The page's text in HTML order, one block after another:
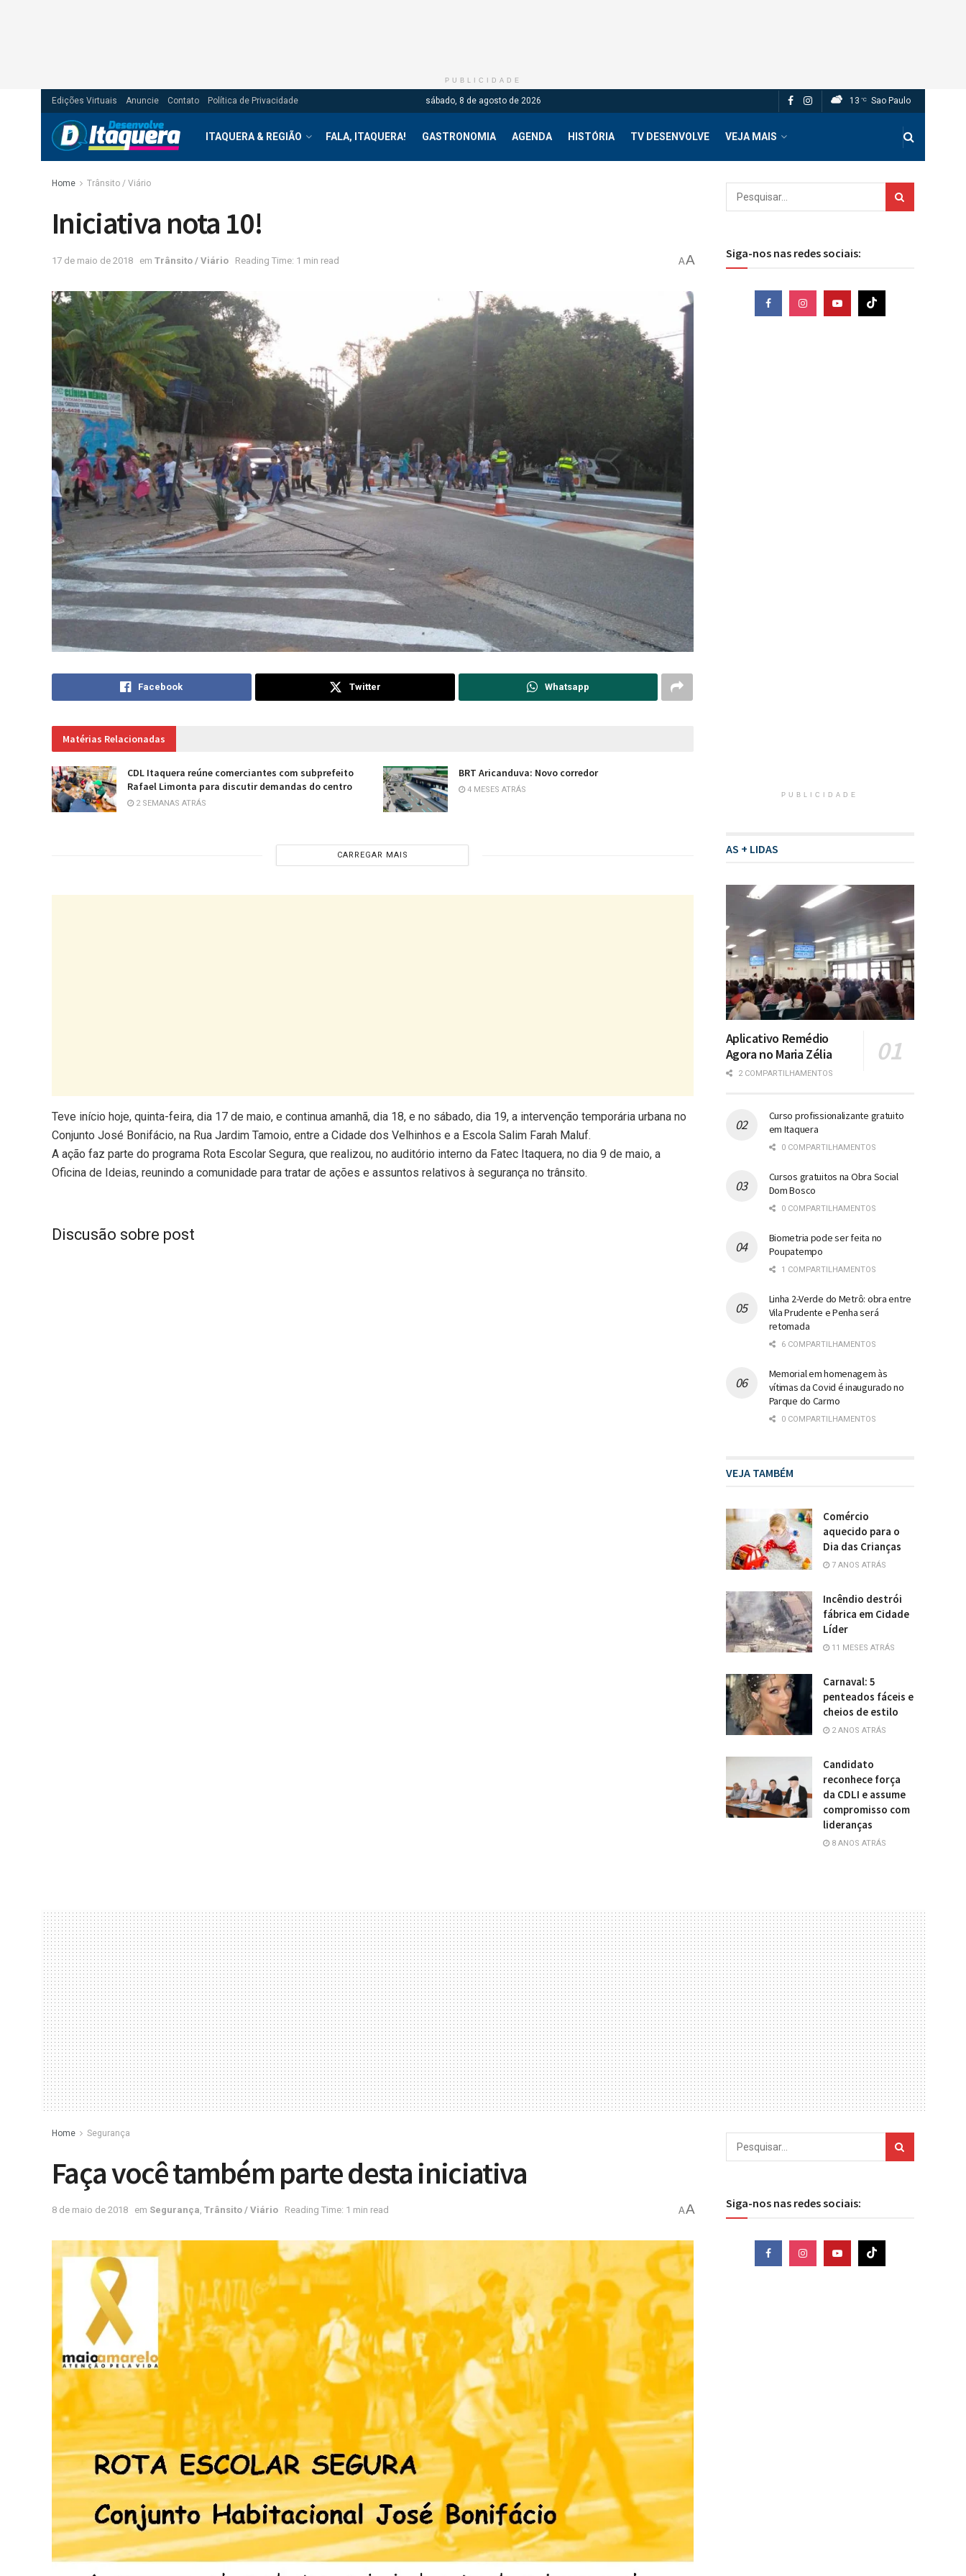
PUBLICIDADE
Edições Virtuais Anuncie Contato Política de Privacidade sábado, 8 de agosto de 2026 13 °C Sao Paulo
ITAQUERA & REGIÃO FALA, ITAQUERA! GASTRONOMIA AGENDA HISTÓRIA TV DESENVOLVE VEJA MAIS
Home Trânsito / Viário
Iniciativa nota 10!
17 de maio de 2018 em Trânsito / Viário Reading Time: 1 min read AA
Facebook Twitter Whatsapp
Matérias Relacionadas
CDL Itaquera reúne comerciantes com subprefeito
Rafael Limonta para discutir demandas do centro
2 SEMANAS ATRÁS
BRT Aricanduva: Novo corredor
4 MESES ATRÁS
CARREGAR MAIS
Teve início hoje, quinta-feira, dia 17 de maio, e continua amanhã, dia 18, e no sábado, dia 19, a intervenção temporária urbana no
Conjunto José Bonifácio, na Rua Jardim Tamoio, entre a Cidade dos Velhinhos e a Escola Salim Farah Maluf.
A ação faz parte do programa Rota Escolar Segura, que realizou, no auditório interno da Fatec Itaquera, no dia 9 de maio, a
Oficina de Ideias, reunindo a comunidade para tratar de ações e assuntos relativos à segurança no trânsito.
Discusão sobre post
Siga-nos nas redes sociais:
PUBLICIDADE
AS + LIDAS
Aplicativo Remédio
Agora no Maria Zélia
2 COMPARTILHAMENTOS
Curso profissionalizante gratuito
em Itaquera
0 COMPARTILHAMENTOS
Cursos gratuitos na Obra Social
Dom Bosco
0 COMPARTILHAMENTOS
Biometria pode ser feita no
Poupatempo
1 COMPARTILHAMENTOS
Linha 2-Verde do Metrô: obra entre
Vila Prudente e Penha será
retomada
6 COMPARTILHAMENTOS
Memorial em homenagem às
vítimas da Covid é inaugurado no
Parque do Carmo
0 COMPARTILHAMENTOS
VEJA TAMBÉM
Comércio
aquecido para o
Dia das Crianças
7 ANOS ATRÁS
Incêndio destrói
fábrica em Cidade
Líder
11 MESES ATRÁS
Carnaval: 5
penteados fáceis e
cheios de estilo
2 ANOS ATRÁS
Candidato
reconhece força
da CDLI e assume
compromisso com
lideranças
8 ANOS ATRÁS
Home Segurança
Faça você também parte desta iniciativa
8 de maio de 2018 em Segurança, Trânsito / Viário Reading Time: 1 min read AA Siga-nos nas redes sociais: